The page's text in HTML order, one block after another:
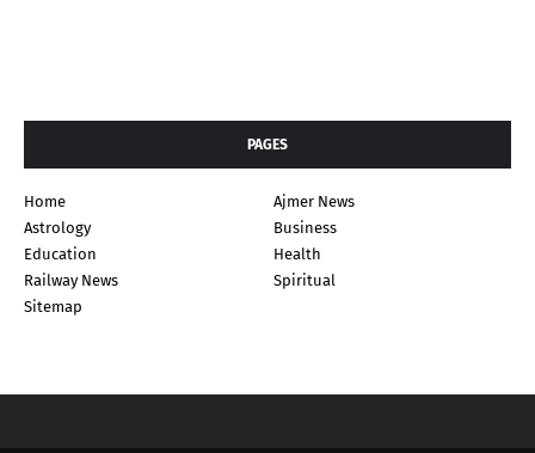
PAGES
Home
Ajmer News
Astrology
Business
Education
Health
Railway News
Spiritual
Sitemap